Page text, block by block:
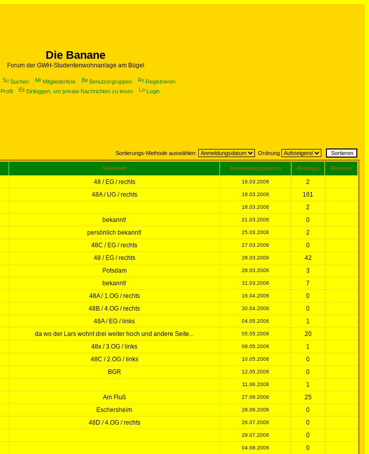
Die Banane
Forum der GWH-Studentenwohnanlage am Bügel
Suchen Mitgliederliste Benutzergruppen
Registrieren
Profil
Einloggen, um private Nachrichten zu lesen Login
Sortierungs-Methode auswählen: Ordnung
Wohnort Anmeldungsdatum Beiträge Website
48 / EG / rechts 16.03.2006
2
48A / UG / rechts 18.03.2006
161
18.03.2006
2
bekannt! 21.03.2006
0
persönlich bekannt! 25.03.2006
2
48C / EG / rechts 27.03.2006
0
48 / EG / rechts 28.03.2006
42
Potsdam 28.03.2006
3
bekannt! 31.03.2006
7
48A / 1.OG / rechts 16.04.2006
0
48B / 4.OG / rechts 30.04.2006
0
48A / EG / links 04.05.2006
1
da wo der Lars wohnt drei weiter hoch und andere Seite... 05.05.2006
20
48x / 3.OG / links 08.05.2006
1
48C / 2.OG / links 10.05.2006
0
BGR 12.05.2006
0
11.06.2006
1
Am Fluß 27.06.2006
25
Eschersheim 28.06.2006
0
48D / 4.OG / rechts 26.07.2006
0
29.07.2006
0
04.08.2006 0